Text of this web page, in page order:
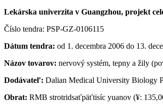
Lekárska univerzita v Guangzhou, projekt
Číslo tendra: PSP-GZ-0106115
Dátum tendra: od 1. decembra 2006 do 13.
Názov tovarov: nervový systém, tepny a žily
Dodávateľ: Dalian Medical University Biology
Obrat: RMB strotridsaťpäťtisíc yuanov (¥: